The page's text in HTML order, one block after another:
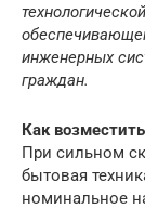
инженерных
граждан.
Как
При сильном
бытовая
номинальное